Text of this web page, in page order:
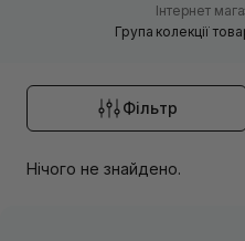
Інтернет
Група колекції
Фільтр
Нічого не знайдено.